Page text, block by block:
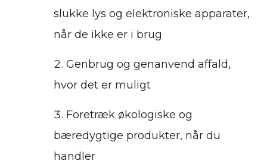
slukke lys og elektroniske apparater,
når de ikke er i brug
Genbrug og genanvend affald,
hvor det er muligt
Foretræk økologiske og
bæredygtige produkter, når du
handler